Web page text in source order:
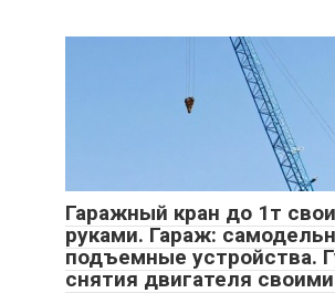
Гаражный кран до 1т
руками. Гараж:
подъемные устройства.
снятия двигателя